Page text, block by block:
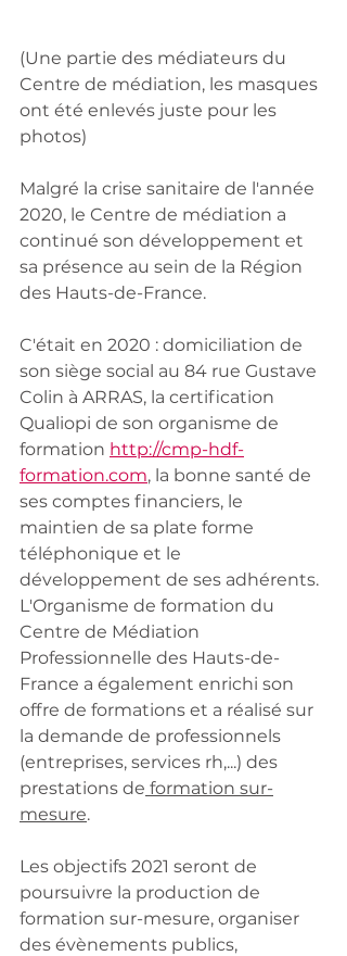
(Une partie des médiateurs du
Centre de médiation, les masques
ont été enlevés juste pour les
photos)
Malgré la crise sanitaire de l'année
2020, le Centre de médiation a
continué son développement et
sa présence au sein de la Région
des Hauts-de-France.
C'était en 2020 : domiciliation de
son siège social au 84 rue Gustave
Colin à ARRAS, la certification
Qualiopi de son organisme de
formation http://cmp-hdf-
formation.com, la bonne santé de
ses comptes financiers, le
maintien de sa plate forme
téléphonique et le
développement de ses adhérents.
L'Organisme de formation du
Centre de Médiation
Professionnelle des Hauts-de-
France a également enrichi son
offre de formations et a réalisé sur
la demande de professionnels
(entreprises, services rh,...) des
prestations de formation sur-
mesure.
Les objectifs 2021 seront de
poursuivre la production de
formation sur-mesure, organiser
des évènements publics,